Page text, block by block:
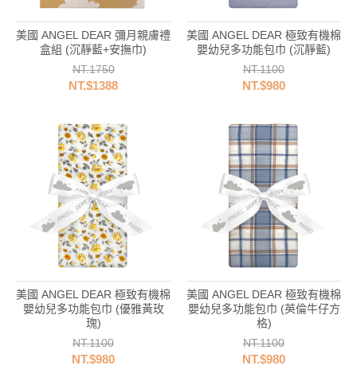
美國 ANGEL DEAR 彌月親膚禮
盒組 (沉靜藍+安撫巾)
NT.1750
NT.$1388
美國 ANGEL DEAR 極致有機棉
嬰幼兒多功能包巾 (沉靜藍)
NT.1100
NT.$980
美國 ANGEL DEAR 極致有機棉
嬰幼兒多功能包巾 (優雅黃玫
瑰)
NT.1100
NT.$980
美國 ANGEL DEAR 極致有機棉
嬰幼兒多功能包巾 (英倫牛仔方
格)
NT.1100
NT.$980